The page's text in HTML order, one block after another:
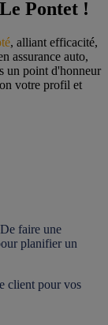
Pontet !
, alliant efficacité,
assurance auto,
un point d'honneur
votre profil et
faire une
planifier un
client pour vos